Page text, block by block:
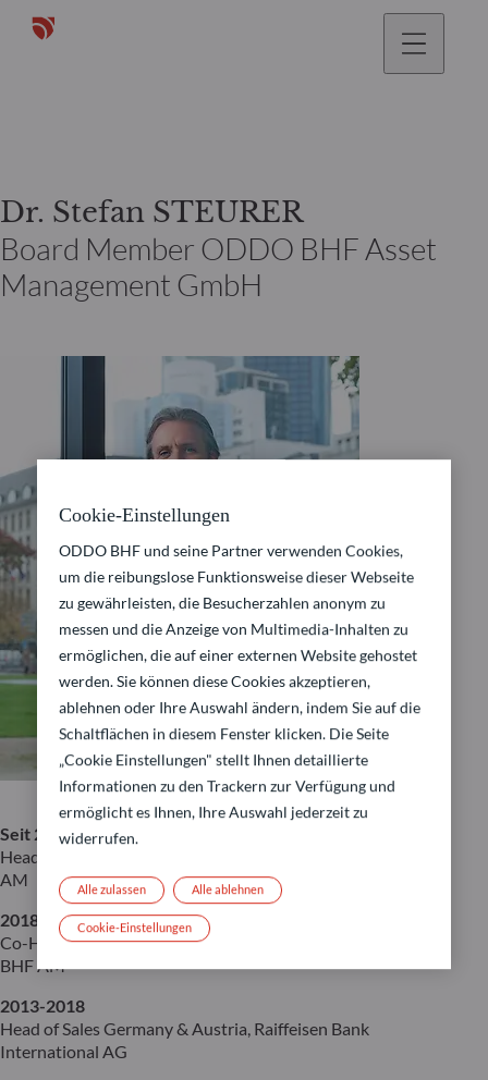
Dr. Stefan STEURER
Board Member ODDO BHF Asset
Management GmbH
Seit 2022
Head of Institutional Sales Germany & Austria, ODDO BHF
AM
2018 – 2022
Co-Head of Institutional Sales Germany & Austria, ODDO
BHF AM
2013-2018
Head of Sales Germany & Austria, Raiffeisen Bank
International AG
Cookie-Einstellungen
ODDO BHF und seine Partner verwenden Cookies,
um die reibungslose Funktionsweise dieser Webseite
zu gewährleisten, die Besucherzahlen anonym zu
messen und die Anzeige von Multimedia-Inhalten zu
ermöglichen, die auf einer externen Website gehostet
werden. Sie können diese Cookies akzeptieren,
ablehnen oder Ihre Auswahl ändern, indem Sie auf die
Schaltflächen in diesem Fenster klicken. Die Seite
„Cookie Einstellungen" stellt Ihnen detaillierte
Informationen zu den Trackern zur Verfügung und
ermöglicht es Ihnen, Ihre Auswahl jederzeit zu
widerrufen.
Alle ablehnen
Alle zulassen
Cookie-Einstellungen